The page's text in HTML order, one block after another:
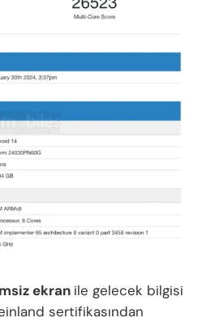
ekran ile gelecek bilgisi
sertifikasından